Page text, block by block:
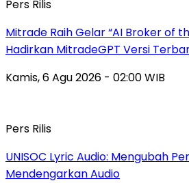
Pers Rilis
Mitrade Raih Gelar “AI Broker of
Hadirkan MitradeGPT Versi
Kamis, 6 Agu 2026 - 02:00 WIB
Pers Rilis
UNISOC Lyric Audio: Mengubah
Mendengarkan Audio